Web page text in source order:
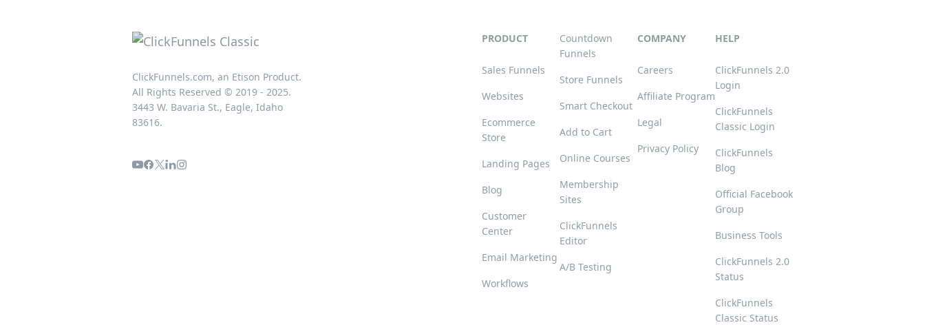
ClickFunnels.com, an Etison Product.
All Rights Reserved © 2019 - 2025.
3443 W. Bavaria St., Eagle, Idaho
83616.
PRODUCT
Sales Funnels
Websites
Ecommerce
Store
Landing Pages
Blog
Customer
Center
Email Marketing
Workflows
Countdown
Funnels
Store Funnels
Smart Checkout
Add to Cart
Online Courses
Membership
Sites
ClickFunnels
Editor
A/B Testing
COMPANY
Careers
Affiliate Program
Legal
Privacy Policy
HELP
ClickFunnels 2.0
Login
ClickFunnels
Classic Login
ClickFunnels
Blog
Official Facebook
Group
Business Tools
ClickFunnels 2.0
Status
ClickFunnels
Classic Status